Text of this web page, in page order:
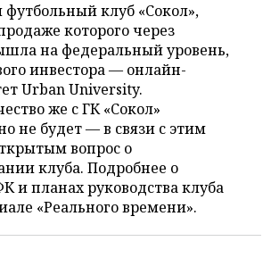
СПОРТА
футбольный клуб «Сокол»,
которого через
на федеральный уровень,
инвестора — онлайн-
Urban University.
же с ГК «Сокол»
не будет — в связи с этим
вопрос о
клуба. Подробнее о
и планах руководства клуба
«Реального времени».